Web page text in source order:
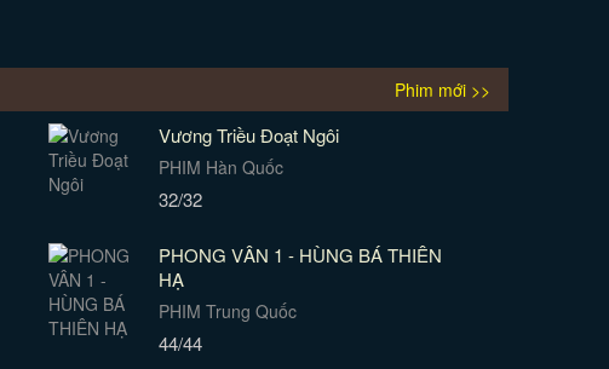
Phim mới >>
Vương Triều Đoạt Ngôi
PHIM Hàn Quốc
32/32
PHONG VÂN 1 - HÙNG BÁ THIÊN
HẠ
PHIM Trung Quốc
44/44